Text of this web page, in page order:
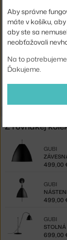
Max Watt (LED):
Kód produktu
EAN
Jste z Česka?
Z rovnakej
GUBI
499,00
GUBI
499,00
STOLNÁ
GUBI
699,00
Aby správne
máte v košíku,
aby ste sa
neobťažovali
Na to
Ďakujeme.